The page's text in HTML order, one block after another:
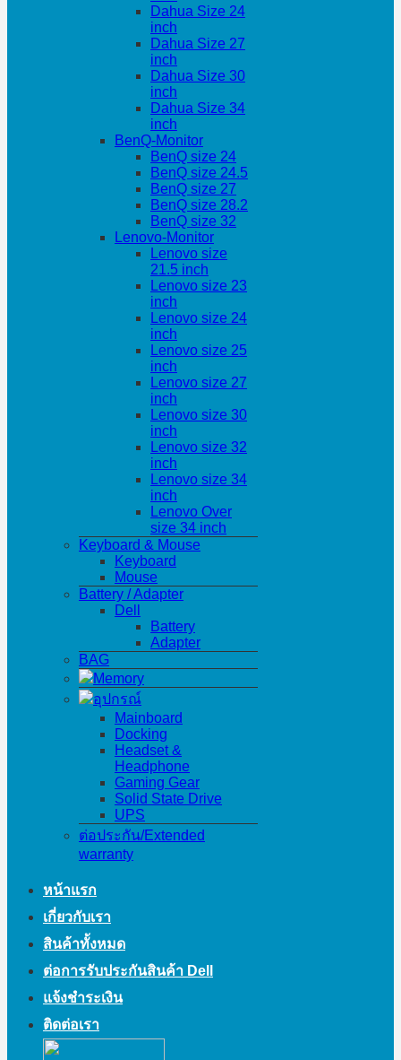
Dahua Size 24
inch
Dahua Size 27
inch
Dahua Size 30
inch
Dahua Size 34
inch
BenQ-Monitor
BenQ size 24
BenQ size 24.5
BenQ size 27
BenQ size 28.2
BenQ size 32
Lenovo-Monitor
Lenovo size
21.5 inch
Lenovo size 23
inch
Lenovo size 24
inch
Lenovo size 25
inch
Lenovo size 27
inch
Lenovo size 30
inch
Lenovo size 32
inch
Lenovo size 34
inch
Lenovo Over
size 34 inch
Keyboard & Mouse
Keyboard
Mouse
Battery / Adapter
Dell
Battery
Adapter
BAG
Memory
อุปกรณ์
Mainboard
Docking
Headset &
Headphone
Gaming Gear
Solid State Drive
UPS
ต่อประกัน/Extended
warranty
หน้าแรก
เกี่ยวกับเรา
สินค้าทั้งหมด
ต่อการรับประกันสินค้า Dell
แจ้งชำระเงิน
ติดต่อเรา